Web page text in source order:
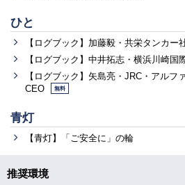
ひと
【ログブック】加藤毅・共栄タンカー
【ログブック】中井拓志・横浜川崎国
【ログブック】矢島亮・JRC・アルフ
CEO
無料
青灯
【青灯】「ご安全に」の輪
推奨環境